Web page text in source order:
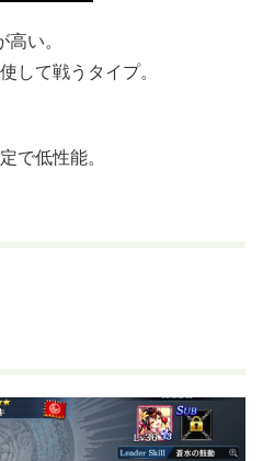
い。
して戦うタイプ。
で低性能。